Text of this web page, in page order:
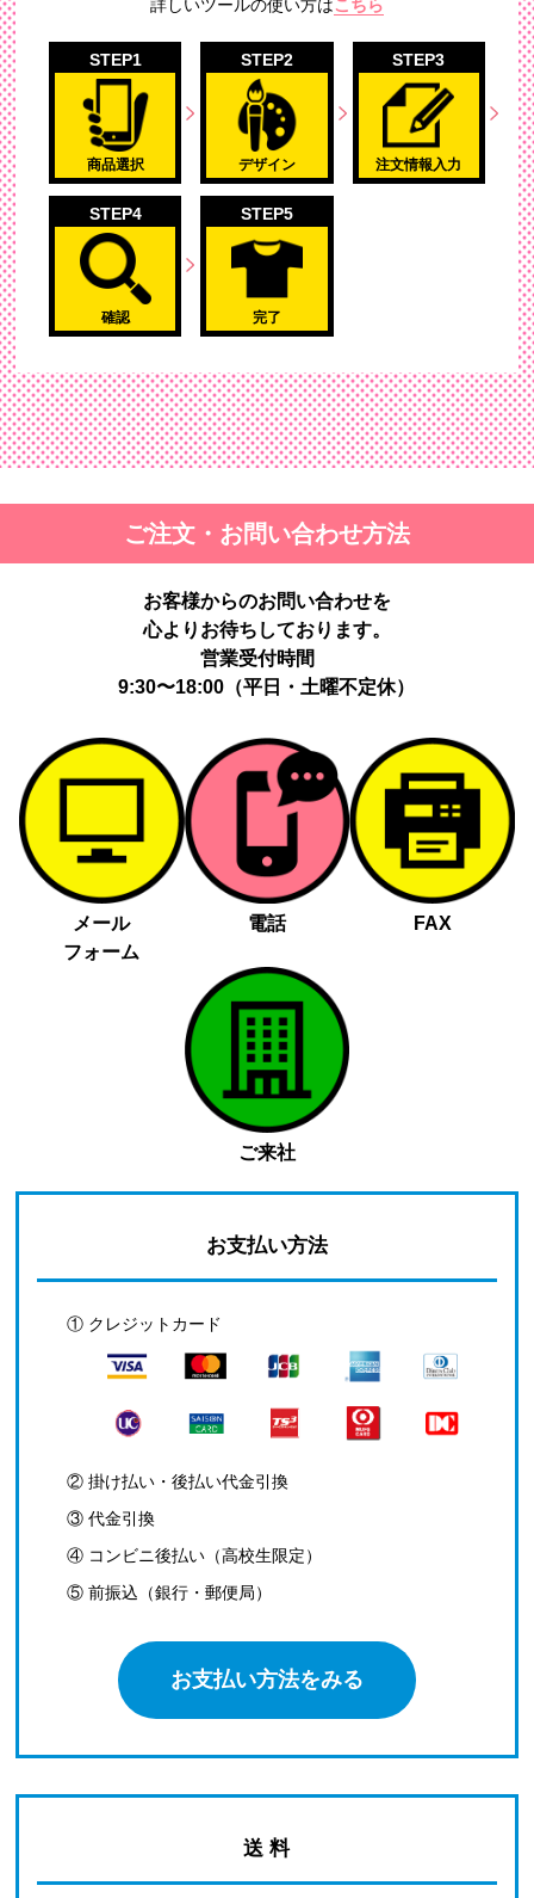
詳しいツールの使い方はこちら
STEP1
商品選択
STEP2
デザイン
STEP3
注文情報入力
STEP4
確認
STEP5
完了
ご注文・お問い合わせ方法
お客様からのお問い合わせを
心よりお待ちしております。
営業受付時間
9:30〜18:00（平日・土曜不定休）
メール
フォーム
電話 FAX
ご来社
お支払い方法
① クレジットカード
② 掛け払い・後払い代金引換
③ 代金引換
④ コンビニ後払い（高校生限定）
⑤ 前振込（銀行・郵便局）
お支払い方法をみる
送 料